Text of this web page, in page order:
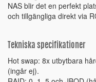
NAS blir det en perfekt
och tillgängliga direkt via
Tekniska specifikationer
Hot swap: 8x utbytbara
(ingår ej).